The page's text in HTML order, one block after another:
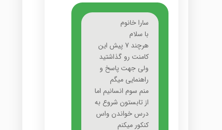
سارا خانوم
با سلام
هرچند 7 پيش اين
کامنت رو گذاشتيد
ولى جهت پاسخ و
راهنمايى ميگم
منم سوم انسانيم اما
از تابستون شروع به
درس خواندن واس
کنکور ميکنم